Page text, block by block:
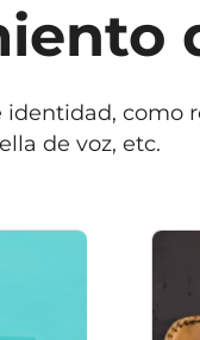
de voz, etc.